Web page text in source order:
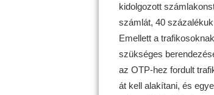
kidolgozott
számlát, 40
Emellett a
szükséges
az OTP-hez fordult
át kell alakítani, és